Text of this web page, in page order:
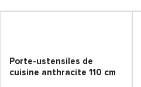
Porte-ustensiles de
cuisine anthracite 110 cm